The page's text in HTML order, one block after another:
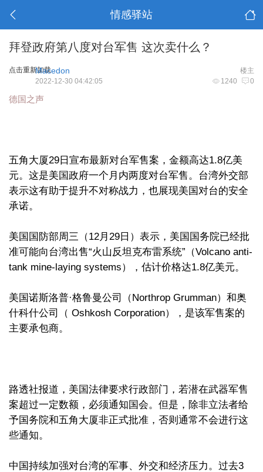
情感驿站
拜登政府第八度对台军售 这次卖什么？
点击重新加载 楼主
Macedon
1240 0
2022-12-30 04:42:05
德国之声
五角大厦29日宣布最新对台军售案，金额高达1.8亿美
元。这是美国政府一个月内两度对台军售。台湾外交部
表示这有助于提升不对称战力，也展现美国对台的安全
承诺。
美国国防部周三（12月29日）表示，美国国务院已经批
准可能向台湾出售“火山反坦克布雷系统”（Volcano anti-
tank mine-laying systems），估计价格达1.8亿美元。
美国诺斯洛普·格鲁曼公司（Northrop Grumman）和奥
什科什公司（ Oshkosh Corporation），是该军售案的
主要承包商。
路透社报道，美国法律要求行政部门，若潜在武器军售
案超过一定数额，必须通知国会。但是，除非立法者给
予国务院和五角大厦非正式批准，否则通常不会进行这
些通知。
中国持续加强对台湾的军事、外交和经济压力。过去3